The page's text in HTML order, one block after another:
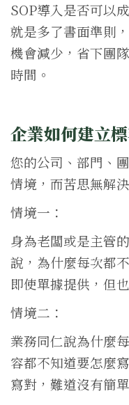
SOP導入是否可以
就是多了書面準則
機會減少，省下團
時間。
企業如何建立
您的公司、部門、
情境，而苦思無解
情境一：
身為老闆或是主管
說，為什麼每次都
即使單據提供，但
情境二：
業務同仁說為什麼
容都不知道要怎麼
寫對，難道沒有簡